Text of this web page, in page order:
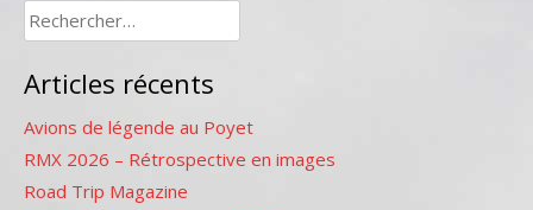
Rechercher :
Articles récents
Avions de légende au Poyet
RMX 2026 – Rétrospective en images
Road Trip Magazine